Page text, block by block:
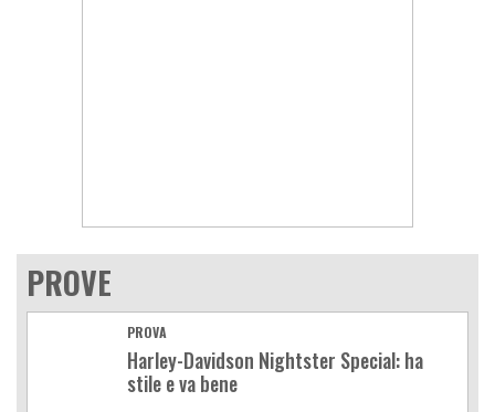
PROVE
PROVA
Harley-Davidson Nightster Special: ha
stile e va bene